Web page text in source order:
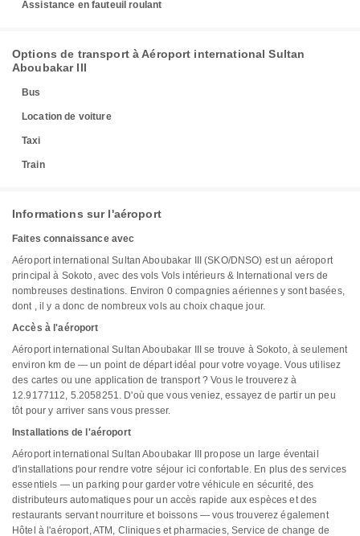
Assistance en fauteuil roulant
Options de transport à Aéroport international Sultan
Aboubakar III
Bus
Location de voiture
Taxi
Train
Informations sur l'aéroport
Faites connaissance avec
Aéroport international Sultan Aboubakar III (SKO/DNSO) est un aéroport
principal à Sokoto, avec des vols Vols intérieurs & International vers de
nombreuses destinations. Environ 0 compagnies aériennes y sont basées,
dont , il y a donc de nombreux vols au choix chaque jour.
Accès à l'aéroport
Aéroport international Sultan Aboubakar III se trouve à Sokoto, à seulement
environ km de — un point de départ idéal pour votre voyage. Vous utilisez
des cartes ou une application de transport ? Vous le trouverez à
12.9177112, 5.2058251. D'où que vous veniez, essayez de partir un peu
tôt pour y arriver sans vous presser.
Installations de l'aéroport
Aéroport international Sultan Aboubakar III propose un large éventail
d'installations pour rendre votre séjour ici confortable. En plus des services
essentiels — un parking pour garder votre véhicule en sécurité, des
distributeurs automatiques pour un accès rapide aux espèces et des
restaurants servant nourriture et boissons — vous trouverez également
Hôtel à l'aéroport, ATM, Cliniques et pharmacies, Service de change de